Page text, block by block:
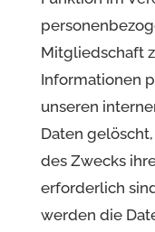
Mitgliedschaft
Informationen
unseren
Daten
des Zwecks
erforderlich
werden die